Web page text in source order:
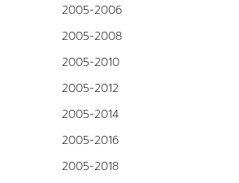
2005-2006
2005-2008
2005-2010
2005-2012
2005-2014
2005-2016
2005-2018